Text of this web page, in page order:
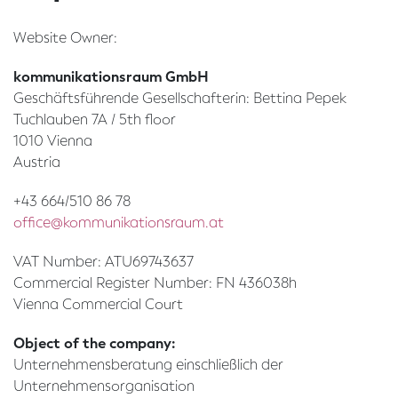
Website Owner:
kommunikationsraum GmbH
Geschäftsführende Gesellschafterin: Bettina Pepek
Tuchlauben 7A / 5th floor
1010 Vienna
Austria
+43 664/510 86 78
office@kommunikationsraum.at
VAT Number: ATU69743637
Commercial Register Number: FN 436038h
Vienna Commercial Court
Object of the company:
Unternehmensberatung einschließlich der
Unternehmensorganisation